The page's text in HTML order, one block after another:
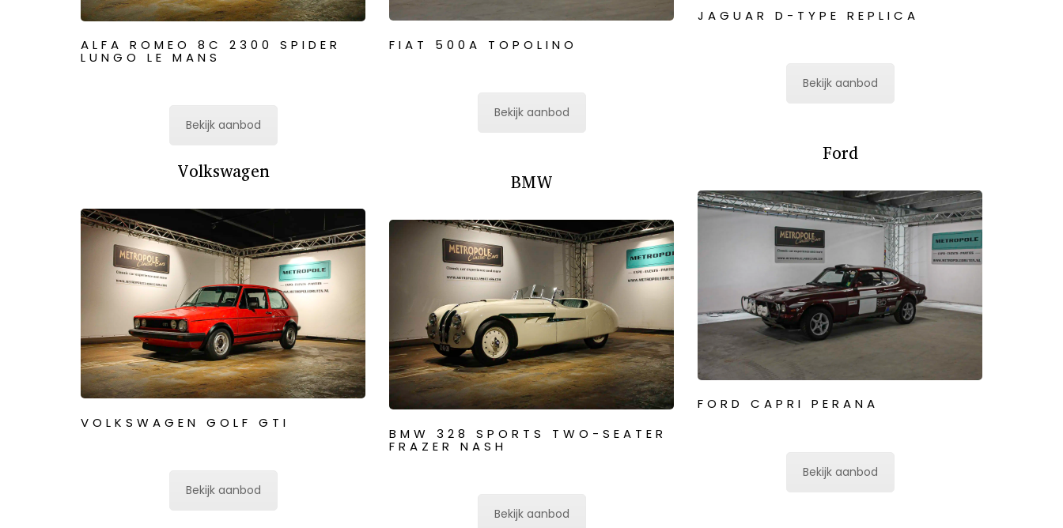
ALFA ROMEO 8C 2300 SPIDER
LUNGO LE MANS
Bekijk aanbod
Volkswagen
VOLKSWAGEN GOLF GTI
Bekijk aanbod
FIAT 500A TOPOLINO
Bekijk aanbod
BMW
BMW 328 SPORTS TWO-SEATER
FRAZER NASH
Bekijk aanbod
JAGUAR D-TYPE REPLICA
Bekijk aanbod
Ford
FORD CAPRI PERANA
Bekijk aanbod